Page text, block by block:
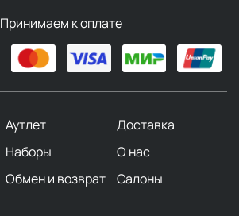
Принимаем к оплате
Аутлет
Доставка
Наборы
О нас
Обмен и возврат
Салоны